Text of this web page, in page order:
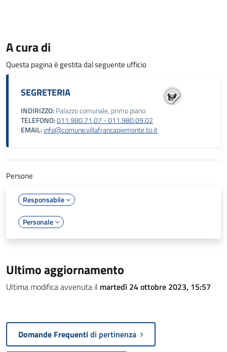
A cura di
Questa pagina è gestita dal seguente ufficio
SEGRETERIA
INDIRIZZO:Palazzo comunale, primo piano
TELEFONO:011.980.71.07 - 011.980.09.02
EMAIL:info@comune.villafrancapiemonte.to.it
Persone
Responsabile
Personale
Ultimo aggiornamento
Ultima modifica avvenuta il martedì 24 ottobre 2023, 15:57
Domande Frequentidi pertinenza